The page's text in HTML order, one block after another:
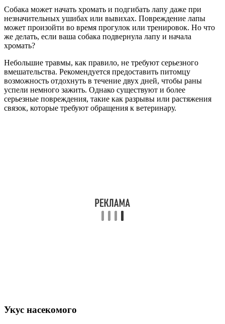
Собака может начать хромать и подгибать лапу даже при
незначительных ушибах или вывихах. Повреждение лапы
может произойти во время прогулок или тренировок. Но что
же делать, если ваша собака подвернула лапу и начала
хромать?
Небольшие травмы, как правило, не требуют серьезного
вмешательства. Рекомендуется предоставить питомцу
возможность отдохнуть в течение двух дней, чтобы раны
успели немного зажить. Однако существуют и более
серьезные повреждения, такие как разрывы или растяжения
связок, которые требуют обращения к ветеринару.
Укус насекомого